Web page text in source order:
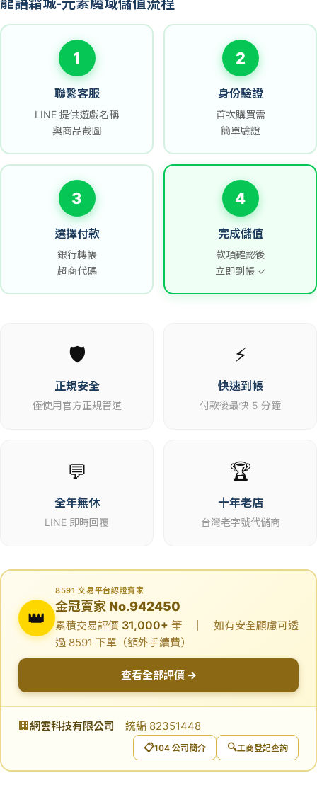
1
聯繫客服
LINE 提供遊戲名稱
與商品截圖
2
身份驗證
首次購買需
簡單驗證
3
選擇付款
銀行轉帳
超商代碼
4
完成儲值
款項確認後
立即到帳 ✓
🛡️
正規安全
僅使用官方正規管道
⚡
快速到帳
付款後最快 5 分鐘
💬
全年無休
LINE 即時回覆
🏆
十年老店
台灣老字號代儲商
👑
8591 交易平台認證賣家
金冠賣家 No.942450
累積交易評價 31,000+ 筆 ｜ 如有安全顧慮可透
過 8591 下單（額外手續費）
查看全部評價 →
🏢 網雲科技有限公司 統編 82351448
📋104 公司簡介 🔍工商登記查詢